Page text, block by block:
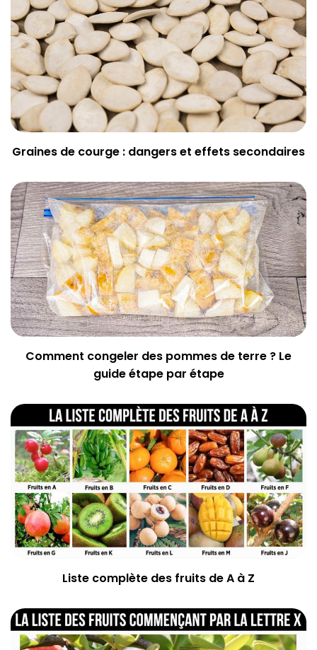
Graines de courge : dangers et effets secondaires
Comment congeler des pommes de terre ? Le
guide étape par étape
Liste complète des fruits de A à Z